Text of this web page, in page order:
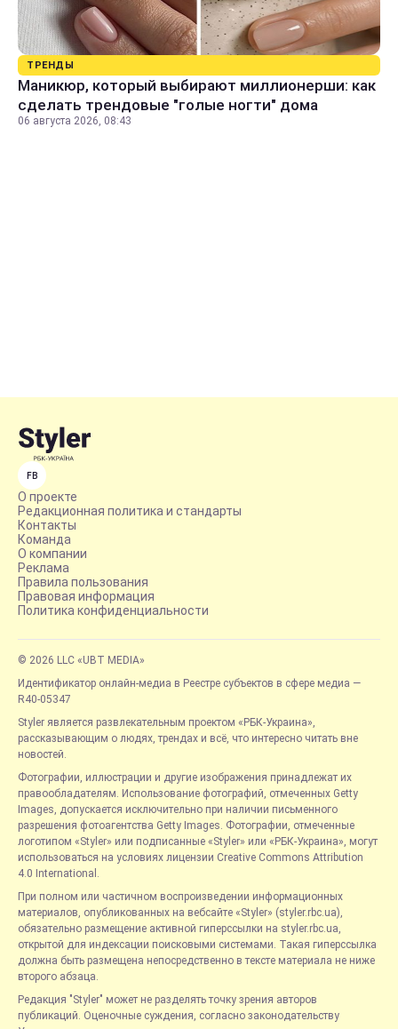
ТРЕНДЫ
Маникюр, который выбирают миллионерши: как
сделать трендовые "голые ногти" дома
06 августа 2026, 08:43
FB
О проекте
Редакционная политика и стандарты
Контакты
Команда
О компании
Реклама
Правила пользования
Правовая информация
Политика конфиденциальности
© 2026 LLC «UBT MEDIA»
Идентификатор онлайн-медиа в Реестре субъектов в сфере медиа —
R40-05347
Styler является развлекательным проектом «РБК-Украина»,
рассказывающим о людях, трендах и всё, что интересно читать вне
новостей.
Фотографии, иллюстрации и другие изображения принадлежат их
правообладателям. Использование фотографий, отмеченных Getty
Images, допускается исключительно при наличии письменного
разрешения фотоагентства Getty Images. Фотографии, отмеченные
логотипом «Styler» или подписанные «Styler» или «РБК-Украина», могут
использоваться на условиях лицензии Creative Commons Attribution
4.0 International.
При полном или частичном воспроизведении информационных
материалов, опубликованных на вебсайте «Styler» (styler.rbc.ua),
обязательно размещение активной гиперссылки на styler.rbc.ua,
открытой для индексации поисковыми системами. Такая гиперссылка
должна быть размещена непосредственно в тексте материала не ниже
второго абзаца.
Редакция "Styler" может не разделять точку зрения авторов
публикаций. Оценочные суждения, согласно законодательству